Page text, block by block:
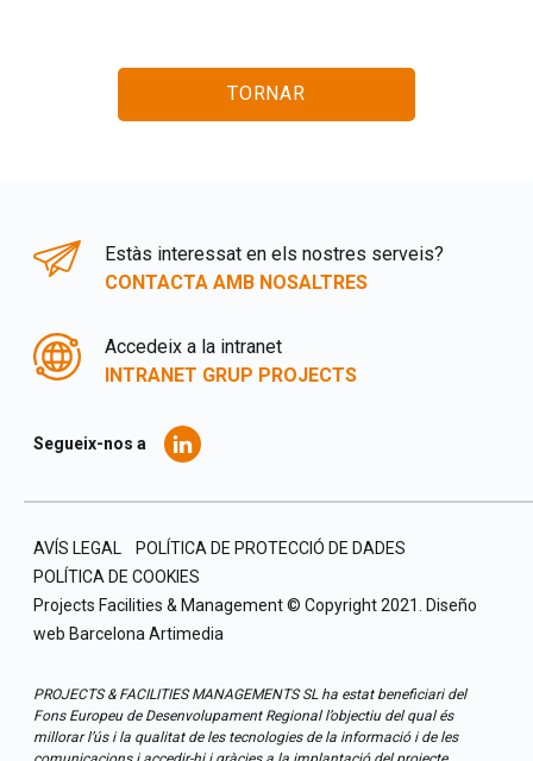
TORNAR
Estàs interessat en els nostres serveis?
CONTACTA AMB NOSALTRES
Accedeix a la intranet
INTRANET GRUP PROJECTS
Segueix-nos a
AVÍS LEGAL
POLÍTICA DE PROTECCIÓ DE DADES
POLÍTICA DE COOKIES
Projects Facilities & Management © Copyright 2021. Diseño
web Barcelona Artimedia
PROJECTS & FACILITIES MANAGEMENTS SL ha estat beneficiari del
Fons Europeu de Desenvolupament Regional l’objectiu del qual és
millorar l’ús i la qualitat de les tecnologies de la informació i de les